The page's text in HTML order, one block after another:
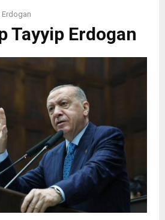
Erdogan
Tayyip Erdogan